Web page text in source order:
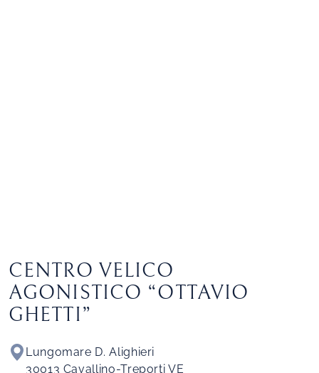
CENTRO VELICO
AGONISTICO “OTTAVIO
GHETTI”
Lungomare D. Alighieri
30013 Cavallino-Treporti VE